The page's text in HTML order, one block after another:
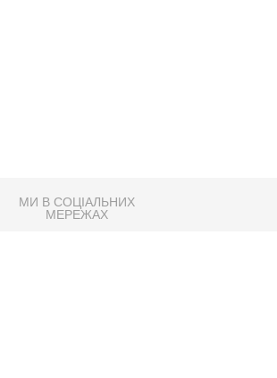
МИ В СОЦІАЛЬНИХ
МЕРЕЖАХ